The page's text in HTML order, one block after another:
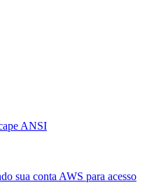
ANSI
sua conta AWS para acesso